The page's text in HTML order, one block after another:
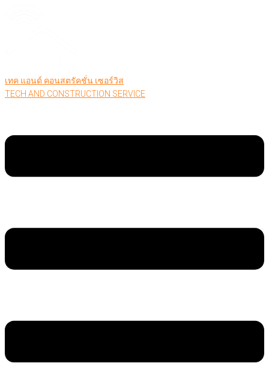
เทค แอนด์ คอนสตรัคชั่น เซอร์วิส
TECH AND CONSTRUCTION SERVICE